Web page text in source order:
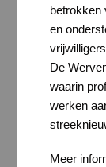
betrokken
en
De
waarin
werken
Meer